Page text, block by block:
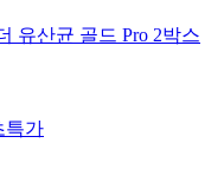
유산균 골드 Pro 2박스
특가